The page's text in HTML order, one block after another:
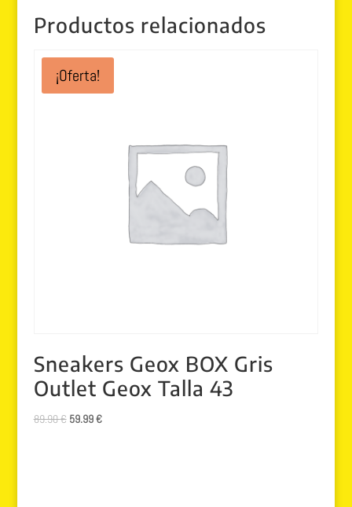
Productos relacionados
¡Oferta!
Sneakers Geox BOX Gris
Outlet Geox Talla 43
89.90€ El
59.99€El